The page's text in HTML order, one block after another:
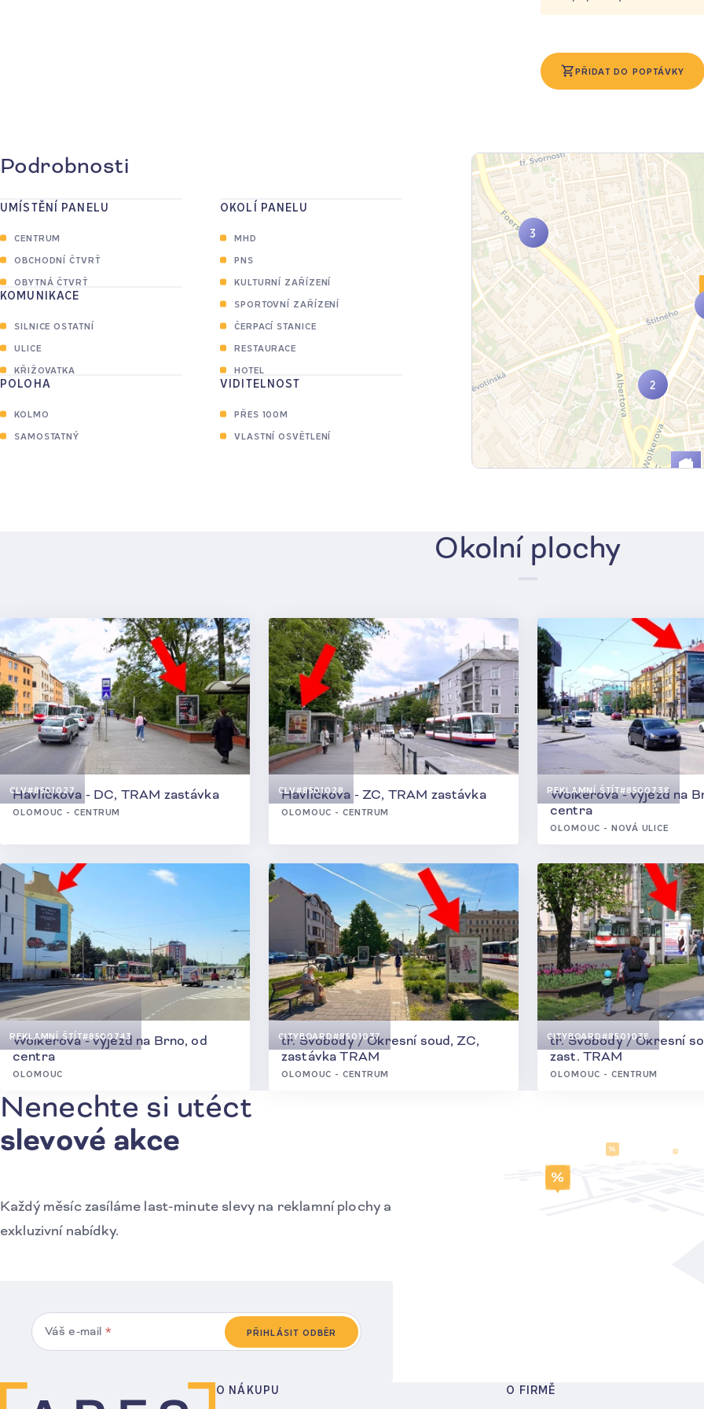
PŘIDAT DO POPTÁVKY
Podrobnosti
UMÍSTĚNÍ PANELU
CENTRUM
OBCHODNÍ ČTVRŤ
OBYTNÁ ČTVRŤ
KOMUNIKACE
SILNICE OSTATNÍ
ULICE
KŘIŽOVATKA
POLOHA
KOLMO
SAMOSTATNÝ
OKOLÍ PANELU
MHD
PNS
KULTURNÍ ZAŘÍZENÍ
SPORTOVNÍ ZAŘÍZENÍ
ČERPACÍ STANICE
RESTAURACE
HOTEL
VIDITELNOST
PŘES 100M
VLASTNÍ OSVĚTLENÍ3
8
2
3
2
Okolní plochy
CLV#8501027
Havlíčkova - DC, TRAM zastávka
OLOMOUC - CENTRUM
CLV#8501028
Havlíčkova - ZC, TRAM zastávka
OLOMOUC - CENTRUM
REKLAMNÍ ŠTÍT#8500738
Wolkerova - výjezd na
centra
OLOMOUC - NOVÁ ULICE
REKLAMNÍ ŠTÍT#8500743
Wolkerova - výjezd na Brno, od
centra
OLOMOUC
CITYBOARD#8501037
tř. Svobody / Okresní soud, ZC,
zastávka TRAM
OLOMOUC - CENTRUM
CITYBOARD#8501038
tř. Svobody / Okresní
zast. TRAM
OLOMOUC - CENTRUM
Přihlášení k odběru novinek
Nenechte si utéct
slevové akce
Každý měsíc zasíláme last-minute slevy na reklamní plochy a
exkluzivní nabídky.
Váš e-mail * PŘIHLÁSIT ODBĚR
O NÁKUPU O FIRMĚ